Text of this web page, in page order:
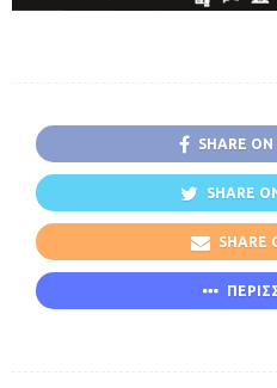
SHARE
SHARE
SHARE